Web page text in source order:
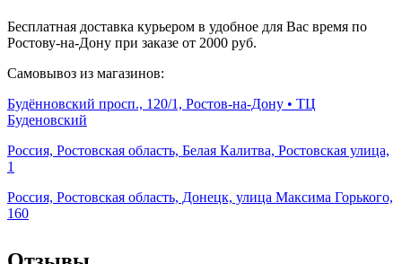
Бесплатная доставка курьером в удобное для Вас время по
Ростову-на-Дону при заказе от 2000 руб.
Самовывоз из магазинов:
Будённовский просп., 120/1, Ростов-на-Дону • ТЦ
Буденовский
Россия, Ростовская область, Белая Калитва, Ростовская улица,
1
Россия, Ростовская область, Донецк, улица Максима Горького,
160